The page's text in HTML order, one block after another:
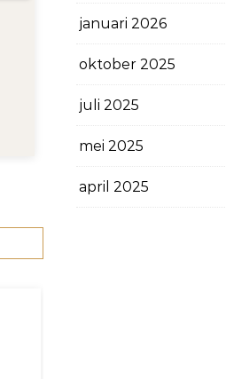
januari 2026
oktober 2025
juli 2025
mei 2025
april 2025